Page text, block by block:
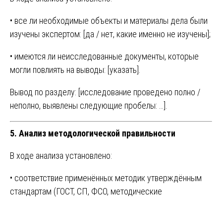
• все ли необходимые объекты и материалы дела были
изучены экспертом: [да / нет, какие именно не изучены];
• имеются ли неисследованные документы, которые
могли повлиять на выводы: [указать].
Вывод по разделу: [исследование проведено полно /
неполно, выявлены следующие пробелы: …].
5. Анализ методологической правильности
В ходе анализа установлено:
• соответствие применённых методик утверждённым
стандартам (ГОСТ, СП, ФСО, методические